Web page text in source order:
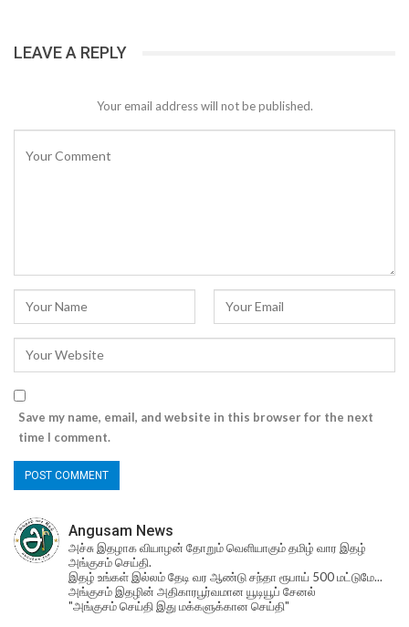
LEAVE A REPLY
Your email address will not be published.
Save my name, email, and website in this browser for the next
time I comment.
Angusam News
அச்சு இதழாக வியாழன் தோறும் வெளியாகும் தமிழ் வார இதழ்
அங்குசம் செய்தி.
இதழ் உங்கள் இல்லம் தேடி வர ஆண்டு சந்தா ரூபாய் 500 மட்டுமே...
அங்குசம் இதழின் அதிகாரபூர்வமான யூடியூப் சேனல்
"அங்குசம் செய்தி இது மக்களுக்கான செய்தி"